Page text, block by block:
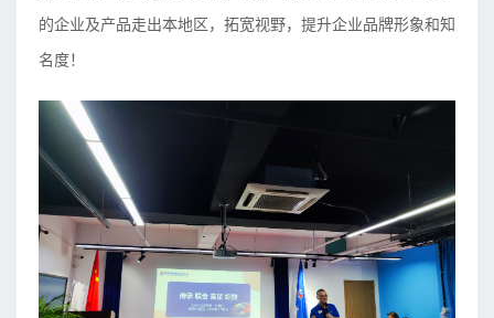
的企业及产品走出本地区，拓宽视野，提升企业品牌形象和知
名度！